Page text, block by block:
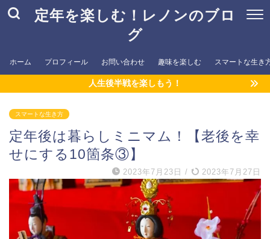
定年を楽しむ！レノンのブロ
グ
ホーム プロフィール お問い合わせ 趣味を楽しむ スマートな生き
人生後半戦を楽しもう！
スマートな生き方
定年後は暮らしミニマム！【老後を幸
せにする10箇条③】
2023年7月23日 / 2023年7月27日